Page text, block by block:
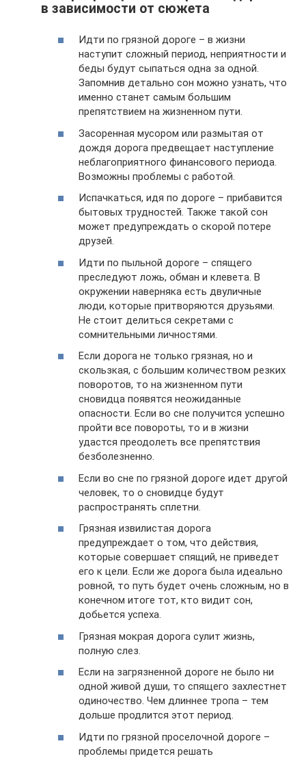
в зависимости от сюжета
Идти по грязной дороге – в жизни
наступит сложный период, неприятности и
беды будут сыпаться одна за одной.
Запомнив детально сон можно узнать, что
именно станет самым большим
препятствием на жизненном пути.
Засоренная мусором или размытая от
дождя дорога предвещает наступление
неблагоприятного финансового периода.
Возможны проблемы с работой.
Испачкаться, идя по дороге – прибавится
бытовых трудностей. Также такой сон
может предупреждать о скорой потере
друзей.
Идти по пыльной дороге – спящего
преследуют ложь, обман и клевета. В
окружении наверняка есть двуличные
люди, которые притворяются друзьями.
Не стоит делиться секретами с
сомнительными личностями.
Если дорога не только грязная, но и
скользкая, с большим количеством резких
поворотов, то на жизненном пути
сновидца появятся неожиданные
опасности. Если во сне получится успешно
пройти все повороты, то и в жизни
удастся преодолеть все препятствия
безболезненно.
Если во сне по грязной дороге идет другой
человек, то о сновидце будут
распространять сплетни.
Грязная извилистая дорога
предупреждает о том, что действия,
которые совершает спящий, не приведет
его к цели. Если же дорога была идеально
ровной, то путь будет очень сложным, но в
конечном итоге тот, кто видит сон,
добьется успеха.
Грязная мокрая дорога сулит жизнь,
полную слез.
Если на загрязненной дороге не было ни
одной живой души, то спящего захлестнет
одиночество. Чем длиннее тропа – тем
дольше продлится этот период.
Идти по грязной проселочной дороге –
проблемы придется решать